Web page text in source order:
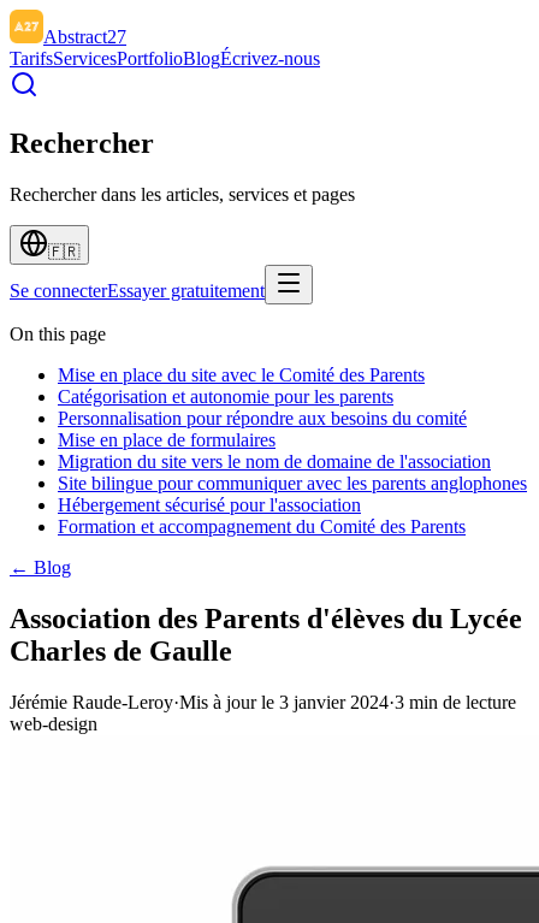
Abstract27
TarifsServicesPortfolioBlogÉcrivez-nous
Rechercher
Rechercher dans les articles, services et pages
🇫🇷
Se connecterEssayer gratuitement
On this page
Mise en place du site avec le Comité des Parents
Catégorisation et autonomie pour les parents
Personnalisation pour répondre aux besoins du comité
Mise en place de formulaires
Migration du site vers le nom de domaine de l'association
Site bilingue pour communiquer avec les parents anglophones
Hébergement sécurisé pour l'association
Formation et accompagnement du Comité des Parents
← Blog
Association des Parents d'élèves du Lycée
Charles de Gaulle
Jérémie Raude-Leroy·Mis à jour le 3 janvier 2024·3 min de lecture
web-design